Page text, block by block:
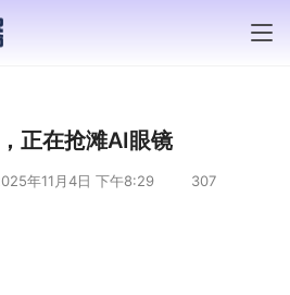
正在抢滩AI眼镜
年11月4日 下午8:29 307